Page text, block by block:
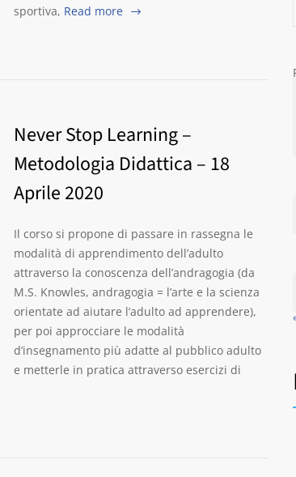
sportiva, Read more
Never Stop Learning –
Metodologia Didattica – 18
Aprile 2020
Il corso si propone di passare in rassegna le
modalità di apprendimento dell’adulto
attraverso la conoscenza dell’andragogia (da
M.S. Knowles, andragogia = l’arte e la scienza
orientate ad aiutare l’adulto ad apprendere),
per poi approcciare le modalità
d’insegnamento più adatte al pubblico adulto
e metterle in pratica attraverso esercizi di